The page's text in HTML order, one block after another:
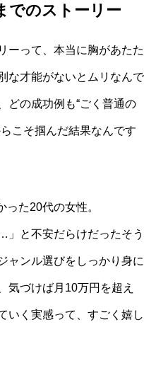
でのストーリー
ーって、本当に胸があたた
な才能がないとムリなんで
どの成功例も“ごく普通の
こそ掴んだ結果なんです
た20代の女性。
と不安だらけだったそう
ャンル選びをしっかり身に
気づけば月10万円を超え
いく実感って、すごく嬉し